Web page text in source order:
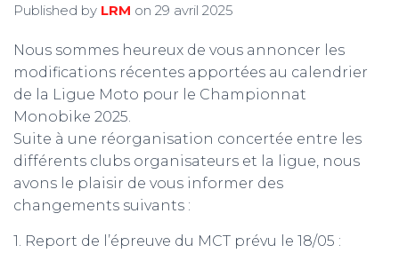
Published by LRM on 29 avril 2025
Nous sommes heureux de vous annoncer les
modifications récentes apportées au calendrier
de la Ligue Moto pour le Championnat
Monobike 2025.
Suite à une réorganisation concertée entre les
différents clubs organisateurs et la ligue, nous
avons le plaisir de vous informer des
changements suivants :
1.⁠ ⁠Report de l’épreuve du MCT prévu le 18/05 :